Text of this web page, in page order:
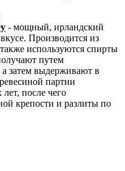
- мощный, ирландский
Производится из
используются спирты
путем
а затем выдерживают в
партии
после чего
крепости и разлиты по